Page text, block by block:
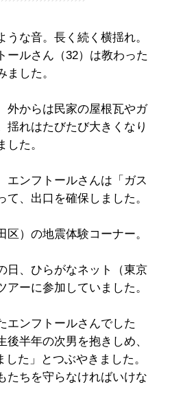
な音。長く続く横揺れ。
ールさん（32）は教わった
した。
外からは民家の屋根瓦やガ
揺れはたびたび大きくなり
た。
エンフトールさんは「ガス
、出口を確保しました。
）の地震体験コーナー。
日、ひらがなネット（東京
ーに参加していました。
エンフトールさんでした
半年の次男を抱きしめ、
した」とつぶやきました。
たちを守らなければいけな